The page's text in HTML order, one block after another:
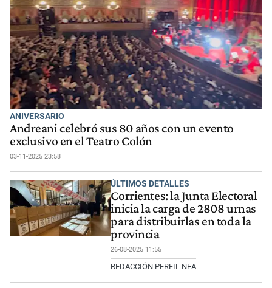
ANIVERSARIO
Andreani celebró sus 80 años con un evento
exclusivo en el Teatro Colón
03-11-2025 23:58
ÚLTIMOS DETALLES
Corrientes: la Junta Electoral
inicia la carga de 2808 urnas
para distribuirlas en toda la
provincia
26-08-2025 11:55
REDACCIÓN PERFIL NEA